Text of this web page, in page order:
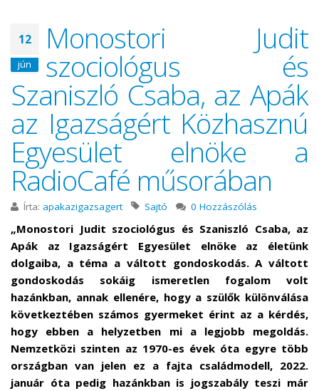
12
jún
Monostori Judit
szociológus és
Szaniszló Csaba, az Apák
az Igazságért Közhasznú
Egyesület elnöke a
RadioCafé műsorában
Írta: apakazigazsagert Sajtó 0 Hozzászólás
„Monostori Judit szociológus és Szaniszló Csaba, az
Apák az Igazságért Egyesület elnöke az életünk
dolgaiba, a téma a váltott gondoskodás. A váltott
gondoskodás sokáig ismeretlen fogalom volt
hazánkban, annak ellenére, hogy a szülők különválása
következtében számos gyermeket érint az a kérdés,
hogy ebben a helyzetben mi a legjobb megoldás.
Nemzetközi szinten az 1970-es évek óta egyre több
országban van jelen ez a fajta családmodell, 2022.
január óta pedig hazánkban is jogszabály teszi már